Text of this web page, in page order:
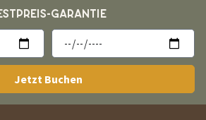
GARANTIE
Jetzt Buchen